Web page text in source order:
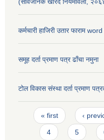
(सार्वजनिक खरिद नियमावली,
कर्मचारी हाजिरी उतार फाराम
समूह दर्ता प्रमाण पत्र ढाँचा नमुना
टोल विकास संस्था दर्ता प्रमाण
Pages
« first ‹
4 5